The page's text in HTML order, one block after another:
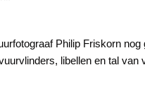
Philip Friskorn nog
libellen en tal van